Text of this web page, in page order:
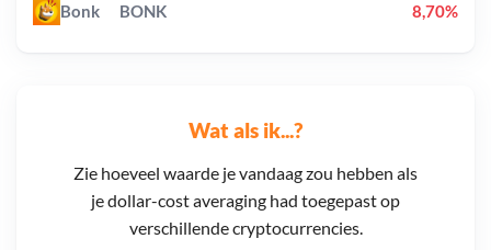
Wat als ik...?
Zie hoeveel waarde je vandaag zou hebben als
je dollar-cost averaging had toegepast op
verschillende cryptocurrencies.
Bonk BONK 8,70%